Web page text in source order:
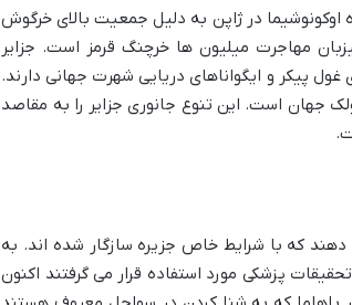
در ژاپن به دلیل جمعیت بالای خرگوش
مهاجرت میلیون ها خرچنگ قرمز است. جزایر
پیکر و ایگواناهای دریایی شهرت جهانی دارند.
جهان است. این تنوع جانوری جزایر را به مقاصد
که با شرایط خاص جزیره سازگار شده اند. به
پزشکی مورد استفاده قرار می گرفتند اکنون